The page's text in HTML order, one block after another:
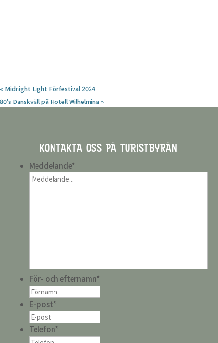
« Midnight Light Förfestival 2024
80’s Danskväll på Hotell Wilhelmina»
KONTAKTA OSS PÅ TURISTBYRÅN
Meddelande*
För- och efternamn*
E-post*
Telefon*